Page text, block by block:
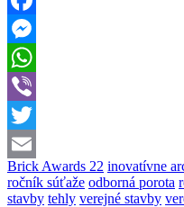
Facebook
Messenger
WhatsApp
Viber
Twitter
Email
Brick Awards 22 inovatívne
ročník súťaže odborná porota
stavby tehly verejné stavby